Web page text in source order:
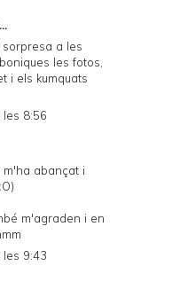
a les
les fotos,
i els kumquats
les 8:56
m'ha abançat i
m'agraden i en
les 9:43